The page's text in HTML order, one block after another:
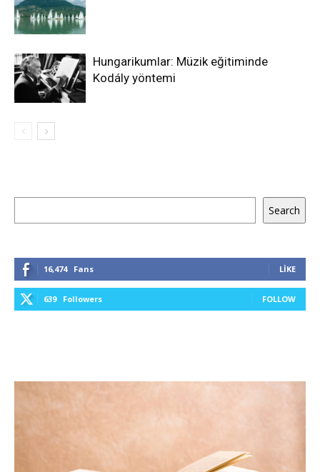
Hungarikumlar: Müzik eğitiminde
Kodály yöntemi
Search
16,474 Fans LIKE
639 Followers FOLLOW